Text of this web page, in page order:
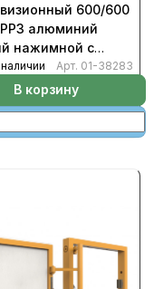
600/600
алюминий
нажимной с
петлей
Арт. 01-38283
В корзину